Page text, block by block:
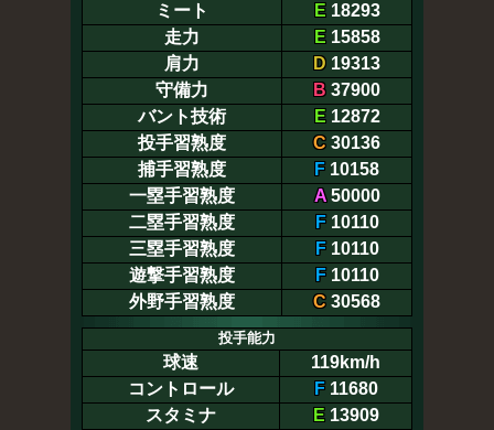
ミート
E18293
走力
E15858
肩力
D 19313
守備力
B 37900
バント技術
E12872
投手習熟度
C 30136
捕手習熟度
F 10158
一塁手習熟度
A50000
二塁手習熟度
F10110
三塁手習熟度
F10110
遊撃手習熟度
F10110
外野手習熟度
C 30568
投手能力
球速
119km/h
コントロール
F11680
スタミナ
E13909